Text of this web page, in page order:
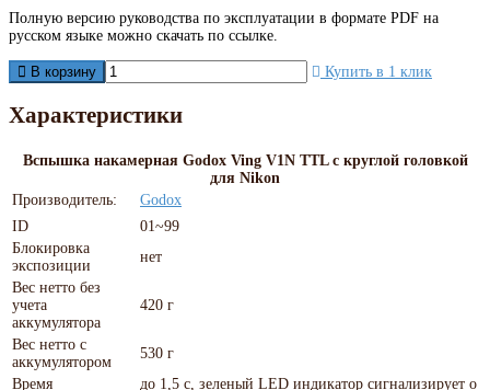
Полную версию руководства по эксплуатации в формате PDF на
русском языке можно скачать по ссылке.
В корзину Купить в 1 клик
Характеристики
Вспышка накамерная Godox Ving V1N TTL с круглой головкой
для Nikon
Производитель:
Godox
ID
01~99
Блокировка
экспозиции
нет
Вес нетто без
учета
аккумулятора
420 г
Вес нетто с
аккумулятором
530 г
Время
до 1,5 с, зеленый LED индикатор сигнализирует о